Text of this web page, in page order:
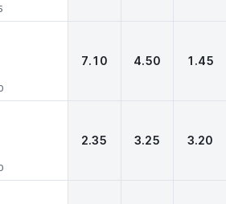
7.10 4.50 1.45
2.35 3.25 3.20